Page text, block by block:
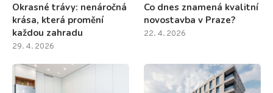
Okrasné trávy: nenáročná
krása, která promění
každou zahradu
29. 4. 2026
Co dnes znamená kvalitní
novostavba v Praze?
22. 4. 2026